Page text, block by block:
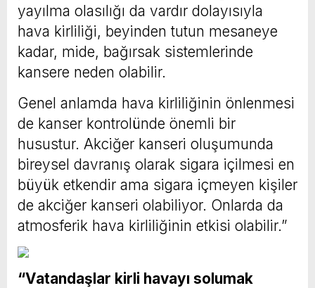
yayılma olasılığı da vardır dolayısıyla
hava kirliliği, beyinden tutun mesaneye
kadar, mide, bağırsak sistemlerinde
kansere neden olabilir.
Genel anlamda hava kirliliğinin önlenmesi
de kanser kontrolünde önemli bir
husustur. Akciğer kanseri oluşumunda
bireysel davranış olarak sigara içilmesi en
büyük etkendir ama sigara içmeyen kişiler
de akciğer kanseri olabiliyor. Onlarda da
atmosferik hava kirliliğinin etkisi olabilir.”
“Vatandaşlar kirli havayı solumak